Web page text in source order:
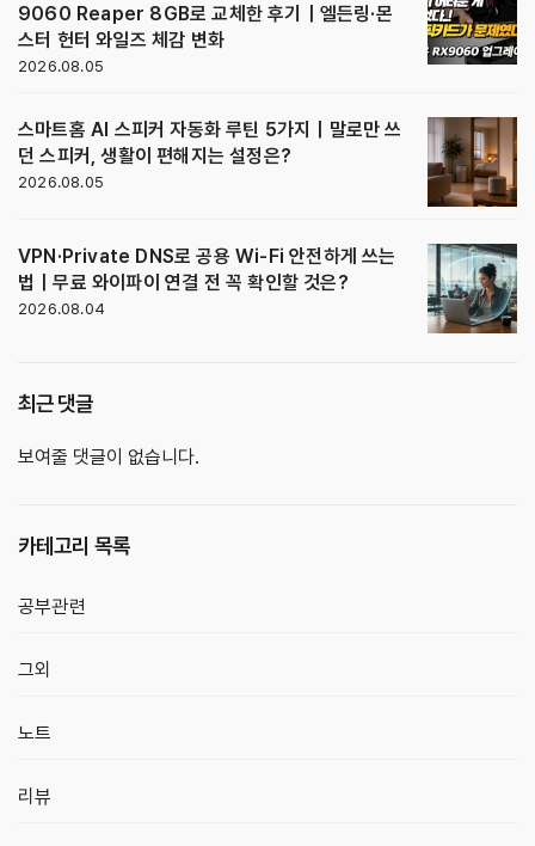
9060 Reaper 8GB로 교체한 후기｜엘든링·몬
스터 헌터 와일즈 체감 변화
2026.08.05
스마트홈 AI 스피커 자동화 루틴 5가지｜말로만 쓰
던 스피커, 생활이 편해지는 설정은?
2026.08.05
VPN·Private DNS로 공용 Wi-Fi 안전하게 쓰는
법｜무료 와이파이 연결 전 꼭 확인할 것은?
2026.08.04
최근 댓글
보여줄 댓글이 없습니다.
카테고리 목록
공부관련
그외
노트
리뷰